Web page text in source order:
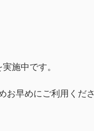
施中です。
お早めにご利用くださ